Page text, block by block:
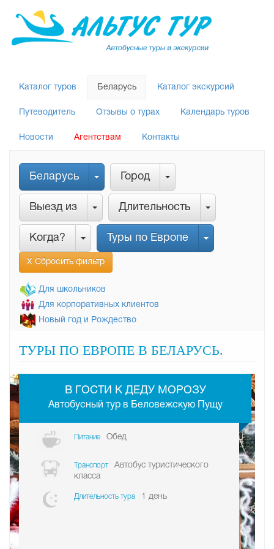
Каталог туров Беларусь Каталог экскурсий
Путеводитель Отзывы о турах Календарь туров
Новости Агентствам Контакты
Беларусь Город
Выезд из Длительность
Когда? Туры по Европе
Х Сбросить фильтр
Для школьников
Для корпоративных клиентов
Новый год и Рождество
ТУРЫ ПО ЕВРОПЕ В БЕЛАРУСЬ.
В ГОСТИ К ДЕДУ МОРОЗУ
Автобусный тур в Беловежскую Пущу
Питание Обед
Транспорт
Автобус туристического
класса
Длительность тура 1 день
-